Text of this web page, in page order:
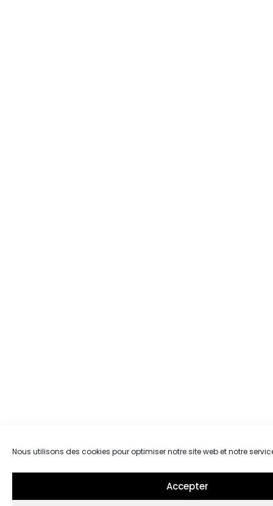
Nous utilisons des cookies pour optimiser notre site web et notre
Accepter